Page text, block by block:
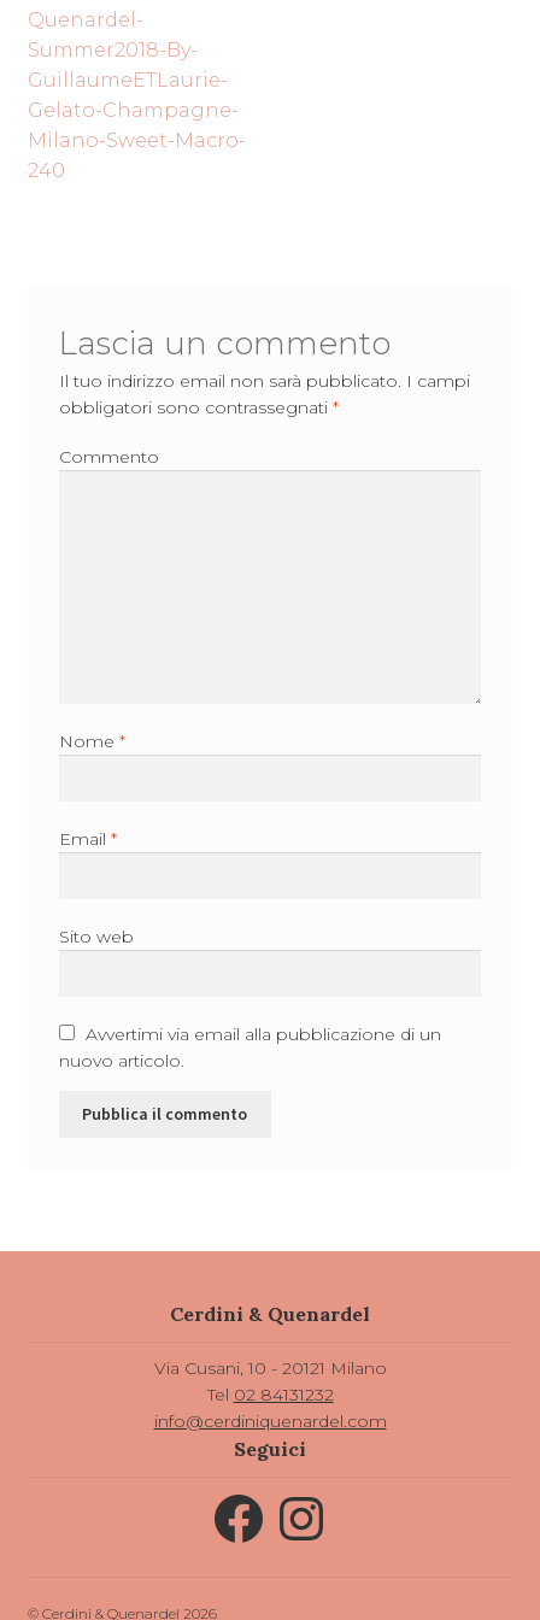
articoli
precedente:
Quenardel-
Summer2018-By-
GuillaumeETLaurie-
Gelato-Champagne-
Milano-Sweet-Macro-
240
Lascia un commento
Il tuo indirizzo email non sarà pubblicato. I campi
obbligatori sono contrassegnati *
Commento
Nome *
Email *
Sito web
Avvertimi via email alla pubblicazione di un
nuovo articolo.
Cerdini & Quenardel
Via Cusani, 10 - 20121 Milano
Tel 02 84131232
info@cerdiniquenardel.com
Seguici
FacebookInstagram
© Cerdini & Quenardel 2026